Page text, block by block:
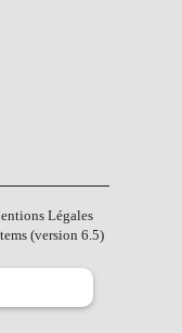
Légales
(version 6.5)